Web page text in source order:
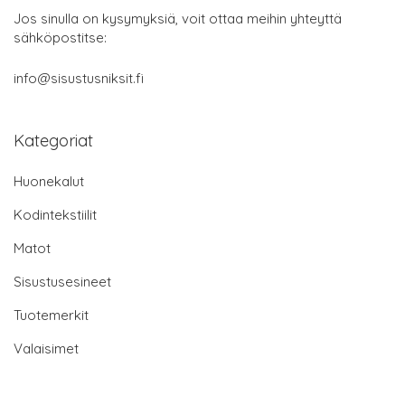
Jos sinulla on kysymyksiä, voit ottaa meihin yhteyttä
sähköpostitse:
info@sisustusniksit.fi
Kategoriat
Huonekalut
Kodintekstiilit
Matot
Sisustusesineet
Tuotemerkit
Valaisimet